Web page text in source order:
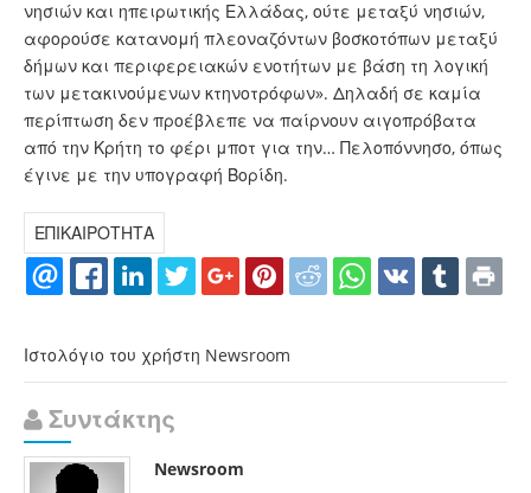
νησιών και ηπειρωτικής Ελλάδας, ούτε μεταξύ νησιών,
αφορούσε κατανομή πλεοναζόντων βοσκοτόπων μεταξύ
δήμων και περιφερειακών ενοτήτων με βάση τη λογική
των μετακινούμενων κτηνοτρόφων». Δηλαδή σε καμία
περίπτωση δεν προέβλεπε να παίρνουν αιγοπρόβατα
από την Κρήτη το φέρι μποτ για την… Πελοπόννησο, όπως
έγινε με την υπογραφή Βορίδη.
ΕΠΙΚΑΙΡΟΤΗΤΑ
Ιστολόγιο του χρήστη Newsroom
Συντάκτης
Newsroom